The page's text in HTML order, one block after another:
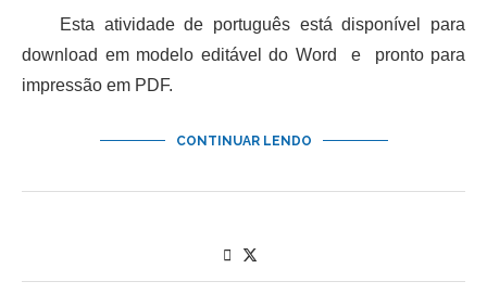
Esta atividade de português está disponível para
download em modelo editável do Word e pronto para
impressão em PDF.
CONTINUAR LENDO